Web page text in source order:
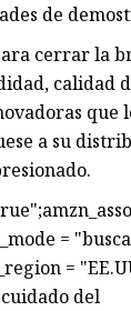
de
cerrar la
calidad
que
a su
=
=
del